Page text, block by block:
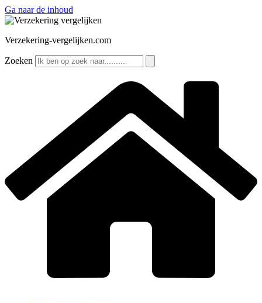
Ga naar de inhoud
Verzekering-vergelijken.com
Zoeken